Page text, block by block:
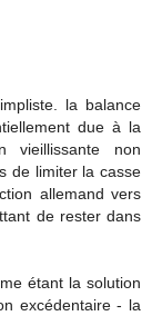
la balance
due à la
vieillissante non
de limiter la casse
allemand vers
de rester dans
étant la solution
excédentaire - la